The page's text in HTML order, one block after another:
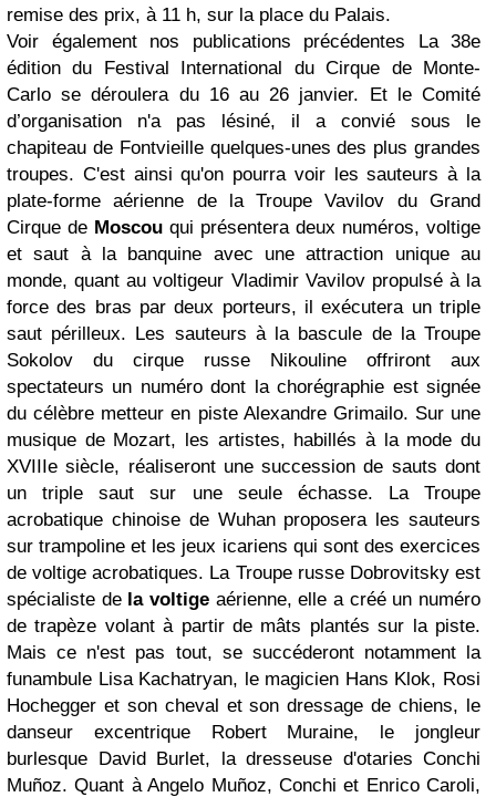
remise des prix, à 11 h, sur la place du Palais.
Voir également nos publications précédentes La 38e
édition du Festival International du Cirque de Monte-
Carlo se déroulera du 16 au 26 janvier. Et le Comité
d’organisation n'a pas lésiné, il a convié sous le
chapiteau de Fontvieille quelques-unes des plus grandes
troupes. C'est ainsi qu'on pourra voir les sauteurs à la
plate-forme aérienne de la Troupe Vavilov du Grand
Cirque de Moscou qui présentera deux numéros, voltige
et saut à la banquine avec une attraction unique au
monde, quant au voltigeur Vladimir Vavilov propulsé à la
force des bras par deux porteurs, il exécutera un triple
saut périlleux. Les sauteurs à la bascule de la Troupe
Sokolov du cirque russe Nikouline offriront aux
spectateurs un numéro dont la chorégraphie est signée
du célèbre metteur en piste Alexandre Grimailo. Sur une
musique de Mozart, les artistes, habillés à la mode du
XVIIIe siècle, réaliseront une succession de sauts dont
un triple saut sur une seule échasse. La Troupe
acrobatique chinoise de Wuhan proposera les sauteurs
sur trampoline et les jeux icariens qui sont des exercices
de voltige acrobatiques. La Troupe russe Dobrovitsky est
spécialiste de la voltige aérienne, elle a créé un numéro
de trapèze volant à partir de mâts plantés sur la piste.
Mais ce n'est pas tout, se succéderont notamment la
funambule Lisa Kachatryan, le magicien Hans Klok, Rosi
Hochegger et son cheval et son dressage de chiens, le
danseur excentrique Robert Muraine, le jongleur
burlesque David Burlet, la dresseuse d'otaries Conchi
Muñoz. Quant à Angelo Muñoz, Conchi et Enrico Caroli,